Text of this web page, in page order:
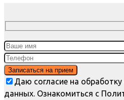
Даю согласие на
данных. Ознакомиться с